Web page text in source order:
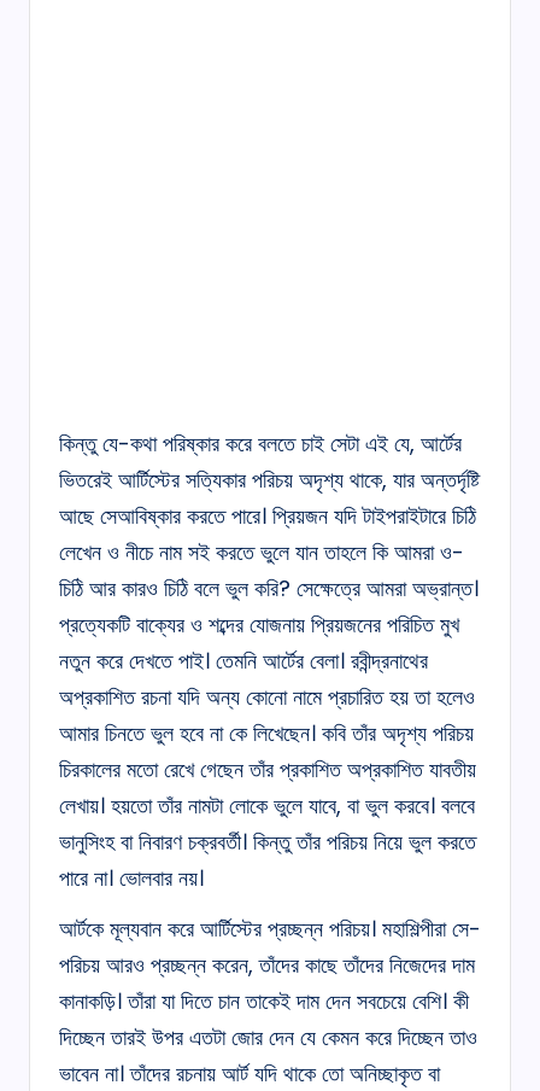
কিন্তু যে-কথা পরিষ্কার করে বলতে চাই সেটা এই যে, আর্টের
ভিতরেই আর্টিস্টের সত্যিকার পরিচয় অদৃশ্য থাকে, যার অন্তর্দৃষ্টি
আছে সেআবিষ্কার করতে পারে। প্রিয়জন যদি টাইপরাইটারে চিঠি
লেখেন ও নীচে নাম সই করতে ভুলে যান তাহলে কি আমরা ও-
চিঠি আর কারও চিঠি বলে ভুল করি? সেক্ষেত্রে আমরা অভ্রান্ত।
প্রত্যেকটি বাক্যের ও শব্দের যোজনায় প্রিয়জনের পরিচিত মুখ
নতুন করে দেখতে পাই। তেমনি আর্টের বেলা। রবীন্দ্রনাথের
অপ্রকাশিত রচনা যদি অন্য কোনো নামে প্রচারিত হয় তা হলেও
আমার চিনতে ভুল হবে না কে লিখেছেন। কবি তাঁর অদৃশ্য পরিচয়
চিরকালের মতো রেখে গেছেন তাঁর প্রকাশিত অপ্রকাশিত যাবতীয়
লেখায়। হয়তো তাঁর নামটা লোকে ভুলে যাবে, বা ভুল করবে। বলবে
ভানুসিংহ বা নিবারণ চক্রবর্তী। কিন্তু তাঁর পরিচয় নিয়ে ভুল করতে
পারে না। ভোলবার নয়।
আর্টকে মূল্যবান করে আর্টিস্টের প্রচ্ছন্ন পরিচয়। মহাশিল্পীরা সে-
পরিচয় আরও প্রচ্ছন্ন করেন, তাঁদের কাছে তাঁদের নিজেদের দাম
কানাকড়ি। তাঁরা যা দিতে চান তাকেই দাম দেন সবচেয়ে বেশি। কী
দিচ্ছেন তারই উপর এতটা জোর দেন যে কেমন করে দিচ্ছেন তাও
ভাবেন না। তাঁদের রচনায় আর্ট যদি থাকে তো অনিচ্ছাকৃত বা